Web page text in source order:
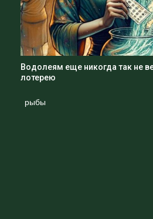
Водолеям еще никогда так не
лотерею
рыбы